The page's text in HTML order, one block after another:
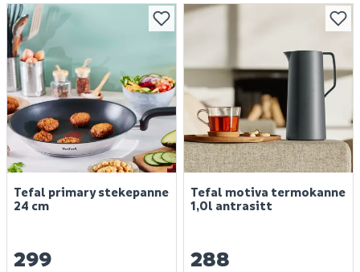
Tefal primary stekepanne
24 cm
299
Tefal motiva termokanne
1,0l antrasitt
288